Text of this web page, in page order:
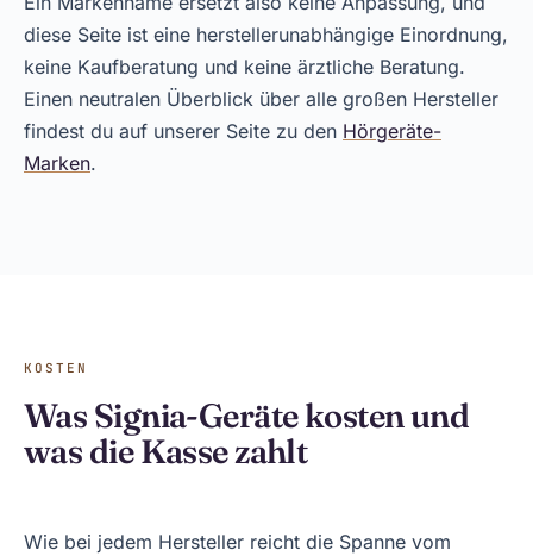
diese Seite ist eine herstellerunabhängige Einordnung,
keine Kaufberatung und keine ärztliche Beratung.
Einen neutralen Überblick über alle großen Hersteller
findest du auf unserer Seite zu den Hörgeräte-
Marken.
KOSTEN
Was Signia-Geräte kosten und
was die Kasse zahlt
Wie bei jedem Hersteller reicht die Spanne vom